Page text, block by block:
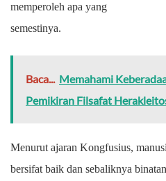
memperoleh apa yang
semestinya.
Baca... Memahami
Pemikiran Filsafat
Menurut ajaran Kongfusius,
bersifat baik dan sebaliknya